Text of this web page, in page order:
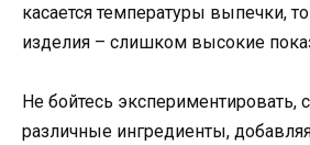
касается температуры выпечки,
изделия – слишком высокие
Не бойтесь экспериментировать,
различные ингредиенты,